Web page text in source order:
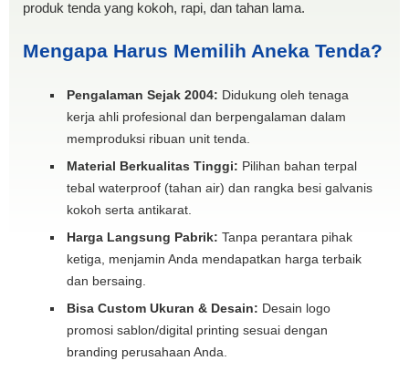
produk tenda yang kokoh, rapi, dan tahan lama.
Mengapa Harus Memilih Aneka Tenda?
Pengalaman Sejak 2004: Didukung oleh tenaga
kerja ahli profesional dan berpengalaman dalam
memproduksi ribuan unit tenda.
Material Berkualitas Tinggi: Pilihan bahan terpal
tebal waterproof (tahan air) dan rangka besi galvanis
kokoh serta antikarat.
Harga Langsung Pabrik: Tanpa perantara pihak
ketiga, menjamin Anda mendapatkan harga terbaik
dan bersaing.
Bisa Custom Ukuran & Desain: Desain logo
promosi sablon/digital printing sesuai dengan
branding perusahaan Anda.